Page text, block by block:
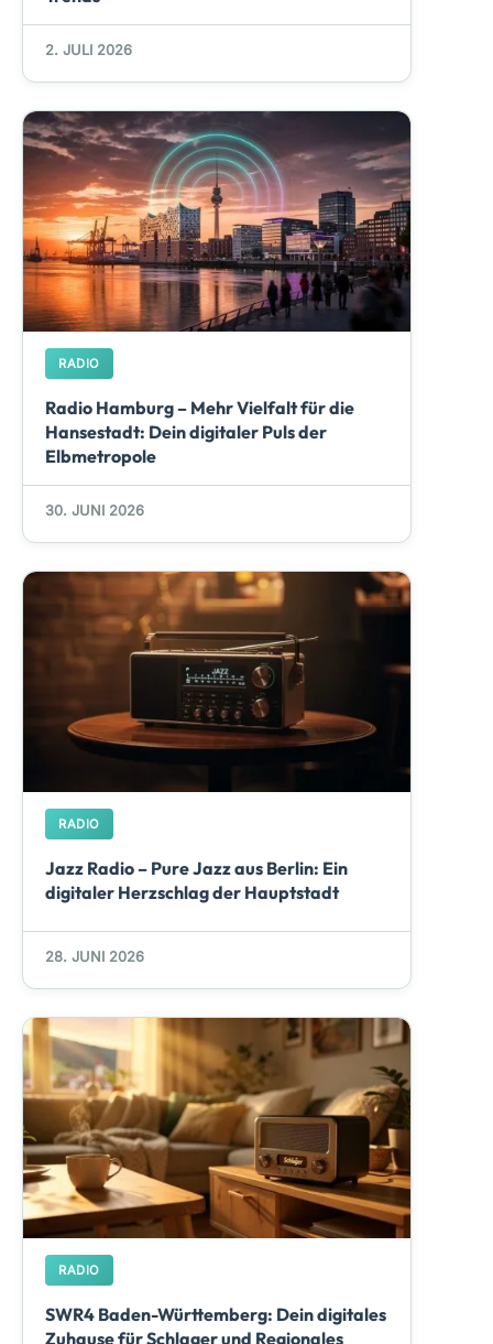
2. JULI 2026
RADIO
Radio Hamburg – Mehr Vielfalt für die
Hansestadt: Dein digitaler Puls der
Elbmetropole
30. JUNI 2026
RADIO
Jazz Radio – Pure Jazz aus Berlin: Ein
digitaler Herzschlag der Hauptstadt
28. JUNI 2026
RADIO
SWR4 Baden-Württemberg: Dein digitales
Zuhause für Schlager und Regionales